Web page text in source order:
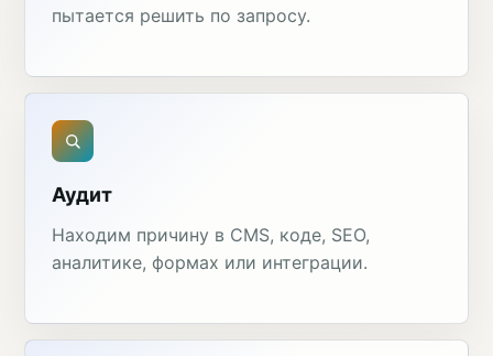
пытается решить по запросу.
Аудит
Находим причину в CMS, коде, SEO,
аналитике, формах или интеграции.